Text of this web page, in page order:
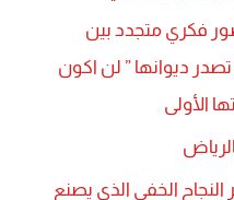
فكري متجدد بين
تصدر ديوانها ” لن اكون
الأولى
الخفي الذي يصنع